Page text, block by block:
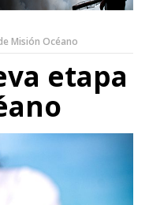
Misión Océano
etapa